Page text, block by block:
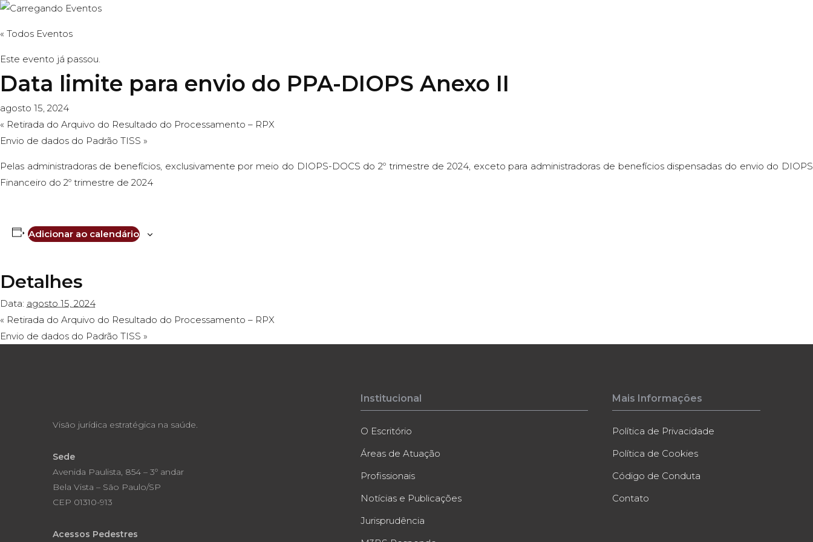
« Todos Eventos
Este evento já passou.
Data limite para envio do PPA-DIOPS Anexo II
agosto 15, 2024
« Retirada do Arquivo do Resultado do Processamento – RPX
Envio de dados do Padrão TISS »
Pelas administradoras de benefícios, exclusivamente por meio do DIOPS-DOCS do 2º trimestre de 2024, exceto para administradoras de benefícios dispensadas do envio do DIOPS
Financeiro do 2º trimestre de 2024
Adicionar ao calendário
Detalhes
Data: agosto 15, 2024
« Retirada do Arquivo do Resultado do Processamento – RPX
Envio de dados do Padrão TISS »
Visão jurídica estratégica na saúde.
Sede
Avenida Paulista, 854 – 3º andar
Bela Vista – São Paulo/SP
CEP 01310-913
Acessos Pedestres
Institucional
O Escritório
Áreas de Atuação
Profissionais
Notícias e Publicações
Jurisprudência
Mais Informações
Política de Privacidade
Política de Cookies
Código de Conduta
Contato